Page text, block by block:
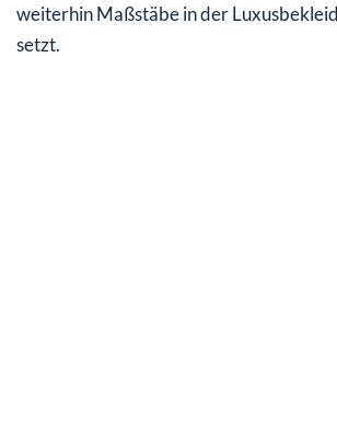
weiterhin Maßstäbe in der
setzt.